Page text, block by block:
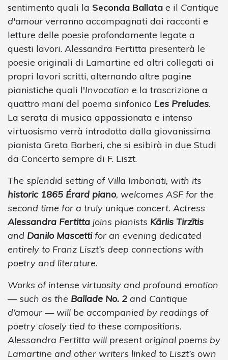
sentimento quali la Seconda Ballata e il Cantique
d'amour verranno accompagnati dai racconti e
letture delle poesie profondamente legate a
questi lavori. Alessandra Fertitta presenterà le
poesie originali di Lamartine ed altri collegati ai
propri lavori scritti, alternando altre pagine
pianistiche quali l'Invocation e la trascrizione a
quattro mani del poema sinfonico Les Preludes.
La serata di musica appassionata e intenso
virtuosismo verrà introdotta dalla giovanissima
pianista Greta Barberi, che si esibirà in due Studi
da Concerto sempre di F. Liszt.
The splendid setting of Villa Imbonati, with its
historic 1865 Érard piano, welcomes ASF for the
second time for a truly unique concert. Actress
Alessandra Fertitta joins pianists Kārlis Tirzītis
and Danilo Mascettifor an evening dedicated
entirely to Franz Liszt’s deep connections with
poetry and literature.
Works of intense virtuosity and profound emotion
— such as the Ballade No. 2 and Cantique
d’amour — will be accompanied by readings of
poetry closely tied to these compositions.
Alessandra Fertitta will present original poems by
Lamartine and other writers linked to Liszt’s own